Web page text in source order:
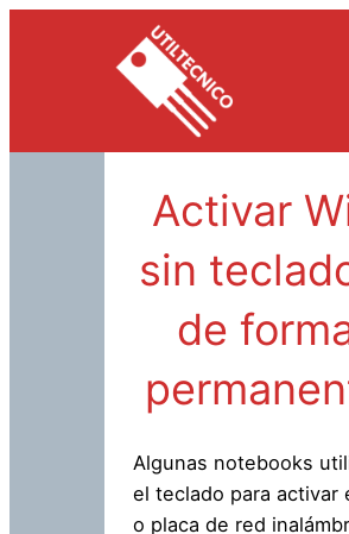
Activar
sin
de
Algunas notebooks
el teclado para activar
o placa de red